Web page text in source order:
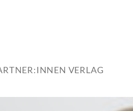
VERLAG